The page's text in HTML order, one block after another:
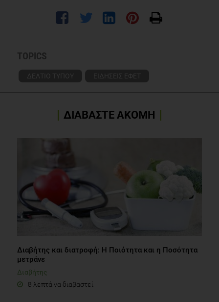
TOPICS
ΔΕΛΤΙΟ ΤΥΠΟΥ ΕΙΔΗΣΕΙΣ ΕΦΕΤ
ΔΙΑΒΑΣΤΕ ΑΚΟΜΗ
Διαβήτης και διατροφή: Η Ποιότητα και η Ποσότητα
μετράνε
Διαβήτης
8 λεπτά να διαβαστεί